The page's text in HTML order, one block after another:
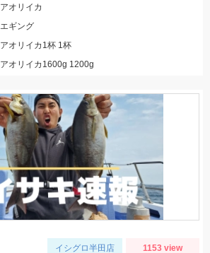
アオリイカ
エギング
アオリイカ1杯 1杯
アオリイカ1600g 1200g
イシグロ半田店 1153 view